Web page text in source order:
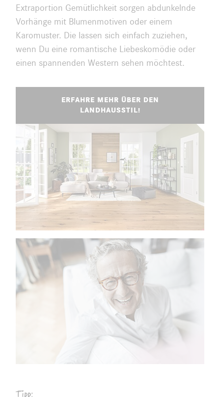
Extraportion Gemütlichkeit sorgen abdunkelnde
Vorhänge mit Blumenmotiven oder einem
Karomuster. Die lassen sich einfach zuziehen,
wenn Du eine romantische Liebeskomödie oder
einen spannenden Western sehen möchtest.
ERFAHRE MEHR ÜBER DEN
LANDHAUSSTIL!